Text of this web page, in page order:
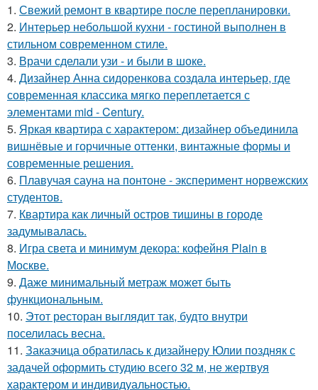
1. Свежий ремонт в квартире после перепланировки.
2. Интерьер небольшой кухни - гостиной выполнен в
стильном современном стиле.
3. Врачи сделали узи - и были в шоке.
4. Дизайнер Анна сидоренкова создала интерьер, где
современная классика мягко переплетается с
элементами mid - Century.
5. Яркая квартира с характером: дизайнер объединила
вишнёвые и горчичные оттенки, винтажные формы и
современные решения.
6. Плавучая сауна на понтоне - эксперимент норвежских
студентов.
7. Квартира как личный остров тишины в городе
задумывалась.
8. Игра света и минимум декора: кофейня Plain в
Москве.
9. Даже минимальный метраж может быть
функциональным.
10. Этот ресторан выглядит так, будто внутри
поселилась весна.
11. Заказчица обратилась к дизайнеру Юлии поздняк с
задачей оформить студию всего 32 м, не жертвуя
характером и индивидуальностью.